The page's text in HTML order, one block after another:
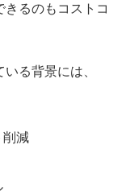
るのもコストコ
る背景には、
削減